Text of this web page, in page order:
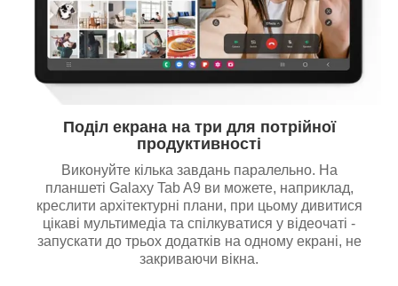
Поділ екрана на три для потрійної
продуктивності
Виконуйте кілька завдань паралельно. На
планшеті Galaxy Tab A9 ви можете, наприклад,
креслити архітектурні плани, при цьому дивитися
цікаві мультимедіа та спілкуватися у відеочаті -
запускати до трьох додатків на одному екрані, не
закриваючи вікна.